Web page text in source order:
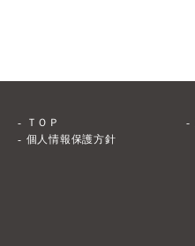
ＴＯＰ
個人情報保護方針